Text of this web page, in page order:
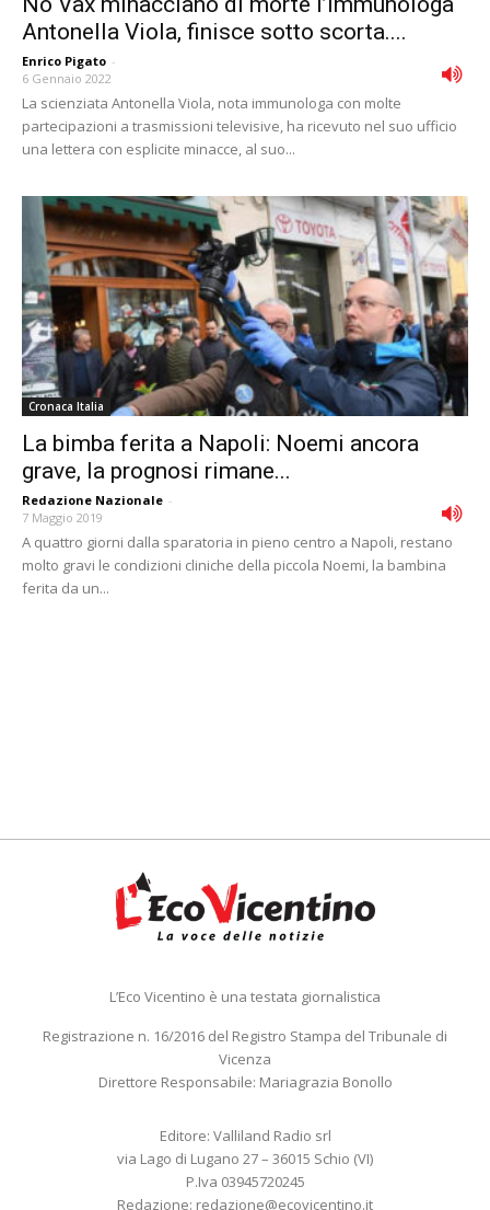
Antonella Viola, finisce sotto scorta....
Enrico Pigato -
6 Gennaio 2022
La scienziata Antonella Viola, nota immunologa con molte
partecipazioni a trasmissioni televisive, ha ricevuto nel suo ufficio
una lettera con esplicite minacce, al suo...
Cronaca Italia
La bimba ferita a Napoli: Noemi ancora
grave, la prognosi rimane...
Redazione Nazionale -
7 Maggio 2019
A quattro giorni dalla sparatoria in pieno centro a Napoli, restano
molto gravi le condizioni cliniche della piccola Noemi, la bambina
ferita da un...
L’Eco Vicentino è una testata giornalistica
Registrazione n. 16/2016 del Registro Stampa del Tribunale di
Vicenza
Direttore Responsabile: Mariagrazia Bonollo
Editore: Valliland Radio srl
via Lago di Lugano 27 – 36015 Schio (VI)
P.Iva 03945720245
Redazione: redazione@ecovicentino.it